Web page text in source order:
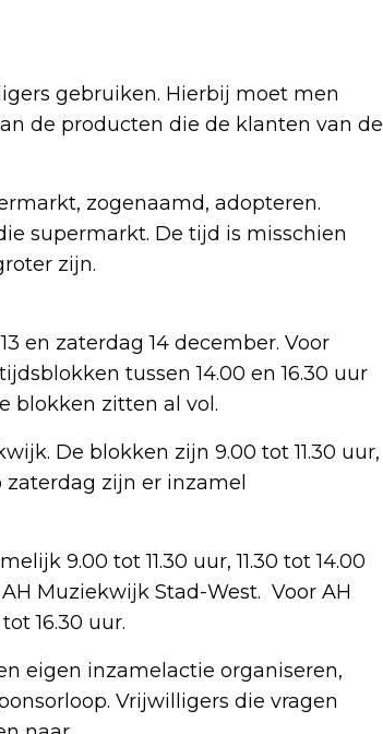
gebruiken. Hierbij moet men
de producten die de klanten van de
zogenaamd, adopteren.
supermarkt. De tijd is misschien
zijn.
en zaterdag 14 december. Voor
tussen 14.00 en 16.30 uur
blokken zitten al vol.
De blokken zijn 9.00 tot 11.30 uur,
zaterdag zijn er inzamel
9.00 tot 11.30 uur, 11.30 tot 14.00
Muziekwijk Stad-West. Voor AH
16.30 uur.
eigen inzamelactie organiseren,
Vrijwilligers die vragen